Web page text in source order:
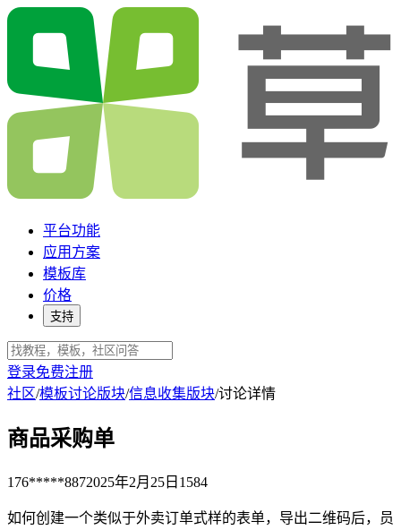
平台功能
应用方案
模板库
价格
支持
登录免费注册
社区/模板讨论版块/信息收集版块/讨论详情
商品采购单
176*****8872025年2月25日 1584
如何创建一个类似于外卖订单式样的表单，导出二维码后，员